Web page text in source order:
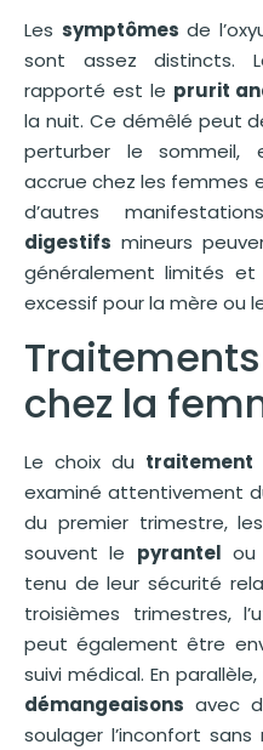
Les symptômes de
sont assez distincts.
rapporté est le prurit
la nuit. Ce démêlé peut
perturber le sommeil,
accrue chez les femmes
d’autres
digestifs mineurs
généralement limités
excessif pour la mère ou
chez la
Le choix du traitement
examiné attentivement
du premier trimestre,
souvent le pyrantel ou
tenu de leur sécurité
troisièmes trimestres,
peut également être
suivi médical. En
démangeaisons avec
soulager l’inconfort